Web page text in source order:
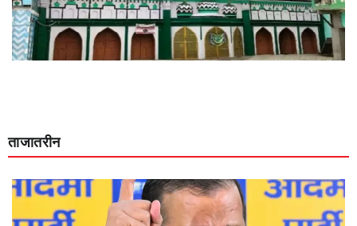
ताजातरीन